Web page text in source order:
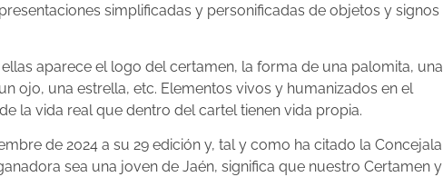
simplificadas y personificadas de objetos y signos
aparece el logo del certamen, la forma de una palomita, una
ojo, una estrella, etc. Elementos vivos y humanizados en el
la vida real que dentro del cartel tienen vida propia.
de 2024 a su 29 edición y, tal y como ha citado la Concejala
sea una joven de Jaén, significa que nuestro Certamen y